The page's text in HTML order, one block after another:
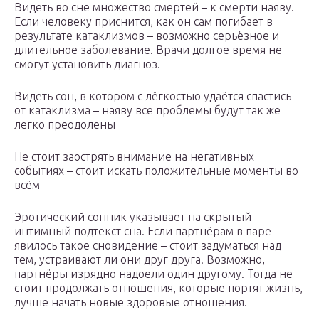
Видеть во сне множество смертей – к смерти наяву.
Если человеку приснится, как он сам погибает в
результате катаклизмов – возможно серьёзное и
длительное заболевание. Врачи долгое время не
смогут установить диагноз.
Видеть сон, в котором с лёгкостью удаётся спастись
от катаклизма – наяву все проблемы будут так же
легко преодолены
Не стоит заострять внимание на негативных
событиях – стоит искать положительные моменты во
всём
Эротический сонник указывает на скрытый
интимный подтекст сна. Если партнёрам в паре
явилось такое сновидение – стоит задуматься над
тем, устраивают ли они друг друга. Возможно,
партнёры изрядно надоели один другому. Тогда не
стоит продолжать отношения, которые портят жизнь,
лучше начать новые здоровые отношения.